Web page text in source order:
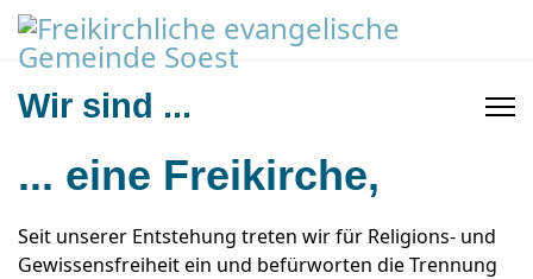
Wir sind ...
... eine Freikirche,
Seit unserer Entstehung treten wir für Religions- und
Gewissensfreiheit ein und befürworten die Trennung